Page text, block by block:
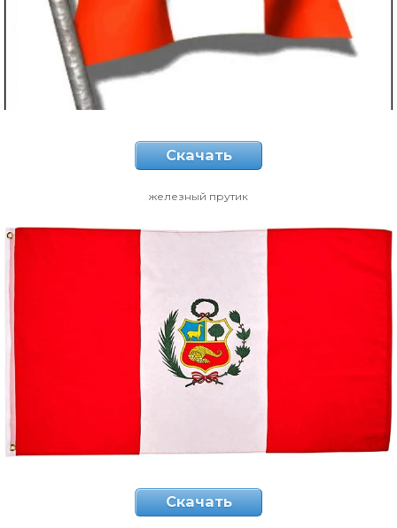
Скачать
железный прутик
Скачать